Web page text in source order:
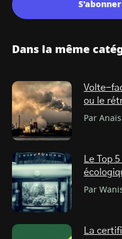
Dans la même
Volte-
ou le
Par
Le Top
Par
La